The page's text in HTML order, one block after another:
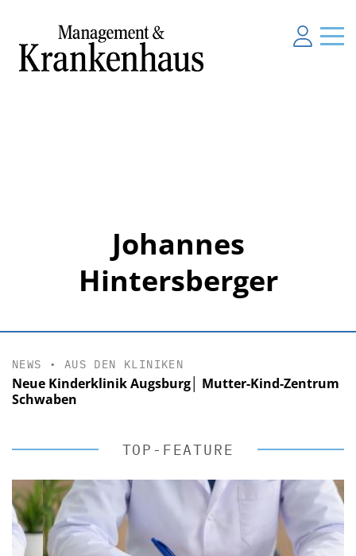
Johannes
Hintersberger
NEWS • AUS DEN KLINIKEN
Neue Kinderklinik Augsburg│ Mutter-Kind-Zentrum
Schwaben
TOP-FEATURE